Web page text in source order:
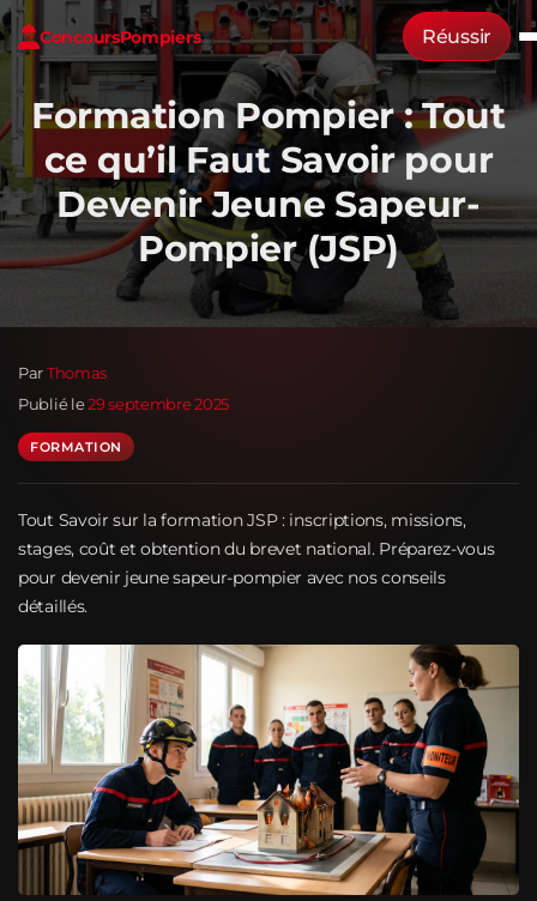
ConcoursPompiers Réussir
Formation Pompier : Tout
ce qu’il Faut Savoir pour
Devenir Jeune Sapeur-
Pompier (JSP)
ParThomas
Publié le29 septembre 2025
FORMATION
Tout Savoir sur la formation JSP : inscriptions, missions,
stages, coût et obtention du brevet national. Préparez-vous
pour devenir jeune sapeur-pompier avec nos conseils
détaillés.